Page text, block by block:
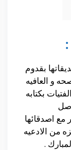
بقدوم
و العافيه
بكتابه
مع اصدقائها
من الادعيه
.